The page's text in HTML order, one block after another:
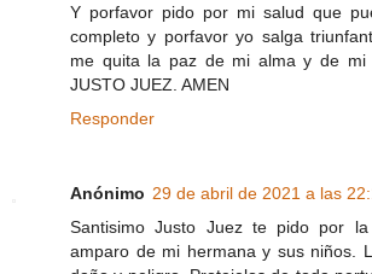
Y porfavor pido por mi salud que
completo y porfavor yo salga
me quita la paz de mi alma y de mi
JUSTO JUEZ. AMEN
Responder
Anónimo 29 de abril de 2021 a las
Santisimo Justo Juez te pido por la
amparo de mi hermana y sus niños.